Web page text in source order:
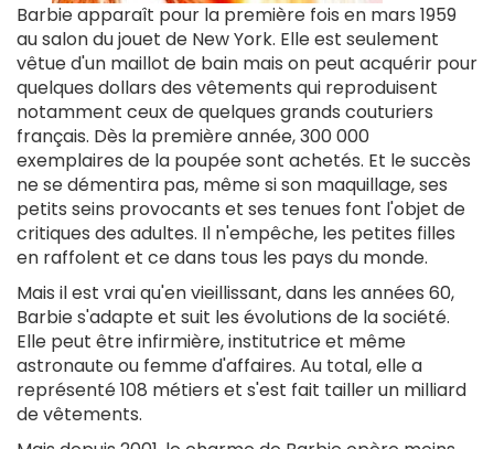
Barbie apparaît pour la première fois en mars 1959
au salon du jouet de New York. Elle est seulement
vêtue d'un maillot de bain mais on peut acquérir pour
quelques dollars des vêtements qui reproduisent
notamment ceux de quelques grands couturiers
français. Dès la première année, 300 000
exemplaires de la poupée sont achetés. Et le succès
ne se démentira pas, même si son maquillage, ses
petits seins provocants et ses tenues font l'objet de
critiques des adultes. Il n'empêche, les petites filles
en raffolent et ce dans tous les pays du monde.
Mais il est vrai qu'en vieillissant, dans les années 60,
Barbie s'adapte et suit les évolutions de la société.
Elle peut être infirmière, institutrice et même
astronaute ou femme d'affaires. Au total, elle a
représenté 108 métiers et s'est fait tailler un milliard
de vêtements.